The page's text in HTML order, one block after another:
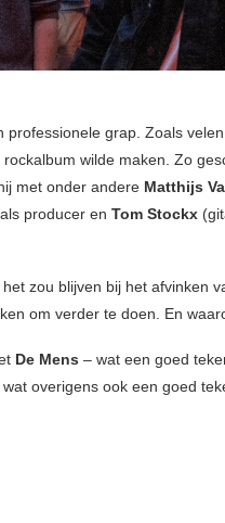
professionele grap. Zoals
wilde maken. Zo
met onder andere Matthijs
producer en Tom Stockx
zou blijven bij het afvinken
om verder te doen. En
De Mens – wat een goed
overigens ook een goed